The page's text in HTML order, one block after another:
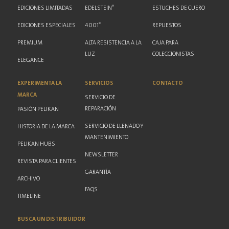
EDICIONES LIMITADAS
EDICIONES ESPECIALES
PREMIUM
ELEGANCE
EDELSTEIN®
4001®
ALTA RESISTENCIA A LA
LUZ
ESTUCHES DE CUERO
REPUESTOS
CAJA PARA
COLECCIONISTAS
EXPERIMENTA LA
MARCA
PASIÓN PELIKAN
HISTORIA DE LA MARCA
PELIKAN HUBS
REVISTA PARA CLIENTES
ARCHIVO
TIMELINE
SERVICIOS
SERVICIO DE
REPARACIÓN
SERVICIO DE LLENADO Y
MANTENIMIENTO
NEWSLETTER
GARANTÍA
FAQS
CONTACTO
BUSCA UN DISTRIBUIDOR